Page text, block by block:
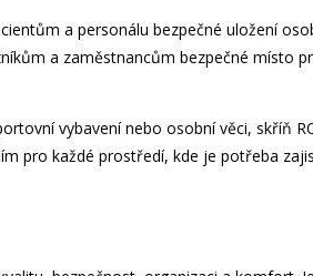
a personálu bezpečné uložení
a zaměstnancům bezpečné místo
vybavení nebo osobní věci, skříň
pro každé prostředí, kde je potřeba